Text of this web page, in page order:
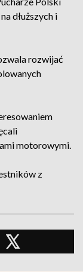
dłuższych i
rozwijać
motorowymi.
z